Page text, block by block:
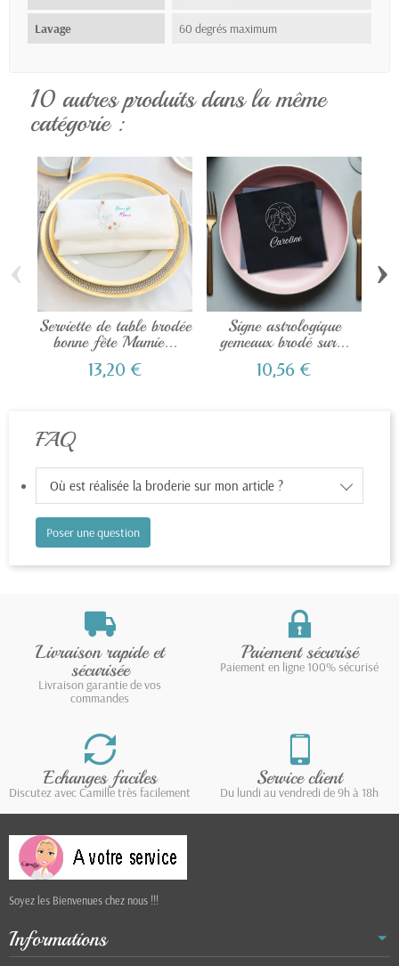
Lavage 60 degrés maximum
10 autres produits dans la même
catégorie :
Serviette de table brodée
bonne fête Mamie...
13,20 €
Signe astrologique
gemeaux brodé sur...
10,56 €
‹ ›
FAQ
Où est réalisée la broderie sur mon article ?
Poser une question
Livraison rapide et
sécurisée
Livraison garantie de vos
commandes
Paiement sécurisé
Paiement en ligne 100% sécurisé
Echanges faciles
Discutez avec Camille très facilement
Service client
Du lundi au vendredi de 9h à 18h
Soyez les Bienvenues chez nous !!!
Informations